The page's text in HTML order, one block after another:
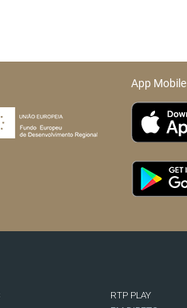
App Mobile
RTP PLAY